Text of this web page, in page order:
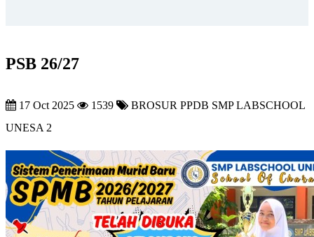
PSB 26/27
17 Oct 2025 1539
BROSUR PPDB SMP LABSCHOOL
UNESA 2